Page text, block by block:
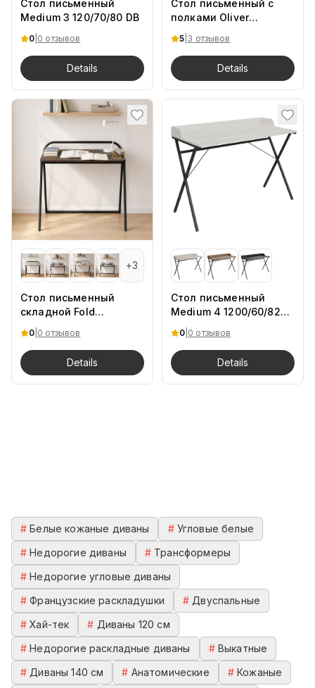
Стол письменный
Medium 3 120/70/80 DB
0 0 отзывов
Details
Стол письменный с
полками Oliver
125/65/110 Dsan
5 3 отзывов
Details
+3
Стол письменный
складной Fold
90х50х75 Дуб
Барокко.Ch
0 0 отзывов
Details
Стол письменный
Medium 4 1200/60/82
0 0 отзывов
Details
#Белые кожаные диваны # Угловые белые
#Недорогие диваны # Трансформеры
#Недорогие угловые диваны
#Французские раскладушки # Двуспальные
#Хай-тек # Диваны 120 см
#Недорогие раскладные диваны # Выкатные
# Диваны 140 см # Анатомические #Кожаные